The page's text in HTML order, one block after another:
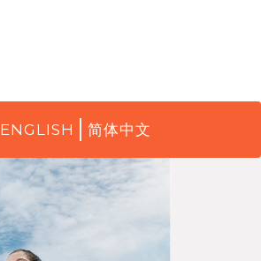
ENGLISH 简体中文